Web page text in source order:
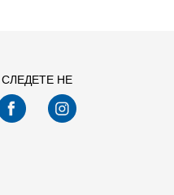
СЛЕДЕТЕ НЕ